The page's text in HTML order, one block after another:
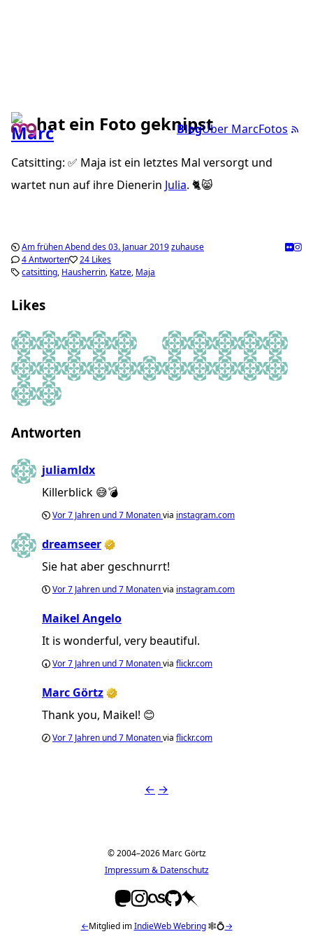
BlogÜber MarcFotos
hat ein Foto geknipst
Catsitting: ✅ Maja ist ein letztes Mal versorgt und
wartet nun auf ihre Dienerin Julia. 🐈😸
Am frühen Abend des 03. Januar 2019zuhause
4 Antworten
24 Likes
catsitting Hausherrin Katze Maja
Likes
Golf in Germany
Amsterdam Fancy Food
Svinohod⚓️ Stefan ⚓️
Ina van der Biesen
Marco Verch
Pat KathrinKarlaSimonKarola
VeiomaEva Maria
Aleyna
Antworten
juliamldx
Killerblick 😅💣
Vor7 Jahren und 7 Monatenvia instagram.com
dreamseer
Sie hat aber geschnurrt!
Vor7 Jahren und 7 Monatenvia instagram.com
Maikel Angelo
It is wonderful, very beautiful.
Vor7 Jahren und 7 Monatenvia flickr.com
Marc Görtz
Thank you, Maikel! 😊
Vor7 Jahren und 7 Monatenvia flickr.com
← →
© 2004–2026 Marc Görtz
Impressum & Datenschutz
←Mitglied imIndieWeb Webring🕸💍→